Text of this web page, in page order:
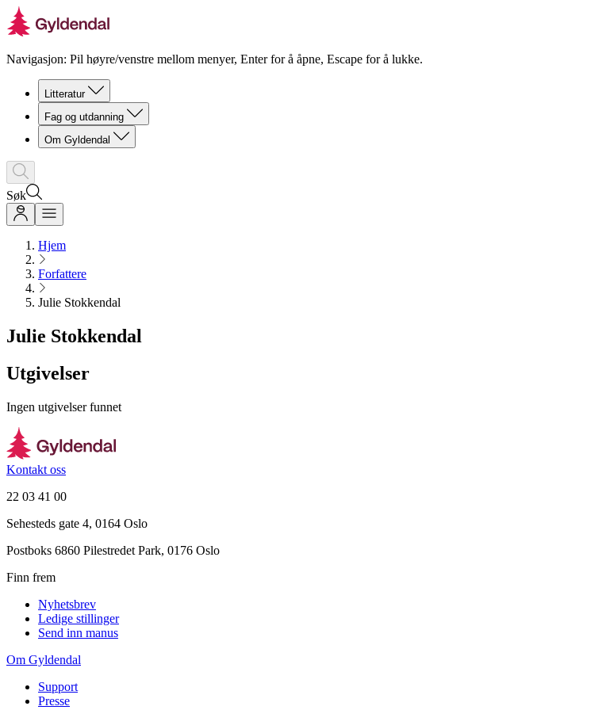
Navigasjon: Pil høyre/venstre mellom menyer, Enter for å åpne, Escape for å lukke.
Litteratur
Fag og utdanning
Om Gyldendal
Søk
Hjem
Forfattere
Julie Stokkendal
Julie Stokkendal
Utgivelser
Ingen utgivelser funnet
Kontakt oss
22 03 41 00
Sehesteds gate 4, 0164 Oslo
Postboks 6860 Pilestredet Park, 0176 Oslo
Finn frem
Nyhetsbrev
Ledige stillinger
Send inn manus
Om Gyldendal
Support
Presse